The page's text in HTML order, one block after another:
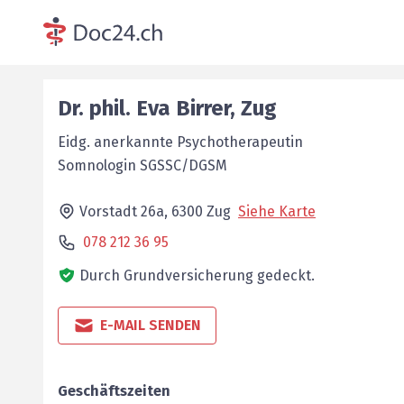
Dr. phil. Eva Birrer, Zug
Eidg. anerkannte Psychotherapeutin
Somnologin SGSSC/DGSM
Vorstadt 26a, 6300 Zug Siehe Karte
078 212 36 95
Durch Grundversicherung gedeckt.
E-MAIL SENDEN
Geschäftszeiten